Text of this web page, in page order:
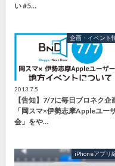
い #5…
企画・イベント
2013.7.5
【告知】7/7に毎日ブロネク企
「岡スマ×伊勢志摩Appleユー
会」をや…
iPhoneアプリ